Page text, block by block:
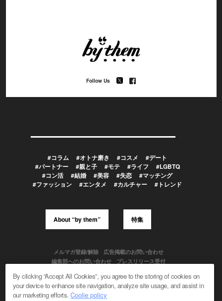
Follow Us
#コラム #オトナ磨き #コスメ
#デート
#パートナー
#親と子 #モテ #ライフ
#LGBTQ
#コン活
#結婚 #美容 #失恋
#マッチング
#ファッション
#エンタメ #カルチャー #トレンド
About “by them” 特集
メルマガ登録/解除
広告掲載のお問い合わせ
編集部へのお問い合わせ
プレスリリース受付
By clicking “Accept All Cookies”, you agree to the storing of cookies on
your device to enhance site navigation, analyze site usage, and assist in
our marketing efforts.Coolie policy